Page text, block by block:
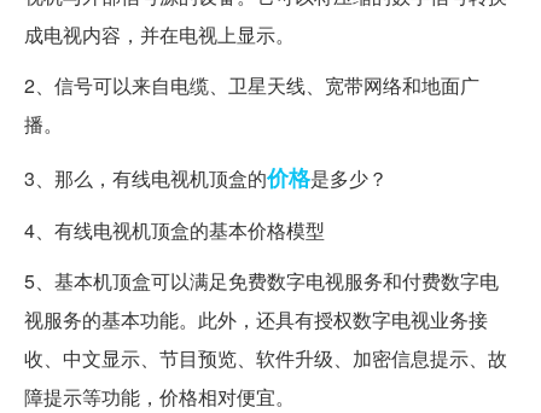
成电视内容，并在电视上显示。
2、信号可以来自电缆、卫星天线、宽带网络和地面广
播。
3、那么，有线电视机顶盒的价格是多少？
4、有线电视机顶盒的基本价格模型
5、基本机顶盒可以满足免费数字电视服务和付费数字电
视服务的基本功能。此外，还具有授权数字电视业务接
收、中文显示、节目预览、软件升级、加密信息提示、故
障提示等功能，价格相对便宜。